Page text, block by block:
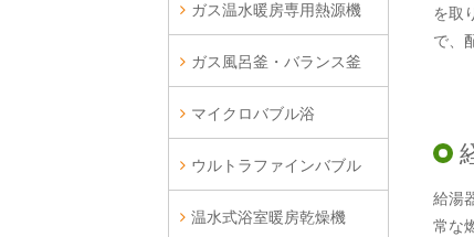
を取
で、
給湯
常な
ガス温水暖房専用熱源機
ガス風呂釜・バランス釜
マイクロバブル浴
ウルトラファインバブル
温水式浴室暖房乾燥機